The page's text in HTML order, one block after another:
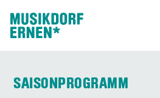
SAISONPROGRAMM